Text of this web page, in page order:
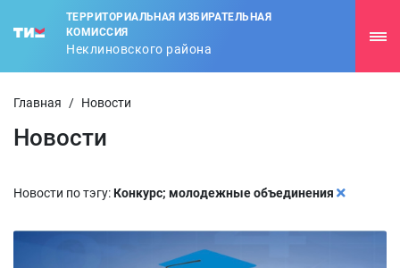
ТЕРРИТОРИАЛЬНАЯ ИЗБИРАТЕЛЬНАЯ
КОМИССИЯ
Неклиновского района
Главная / Новости
Новости
Новости по тэгу: Конкурс; молодежные объединения